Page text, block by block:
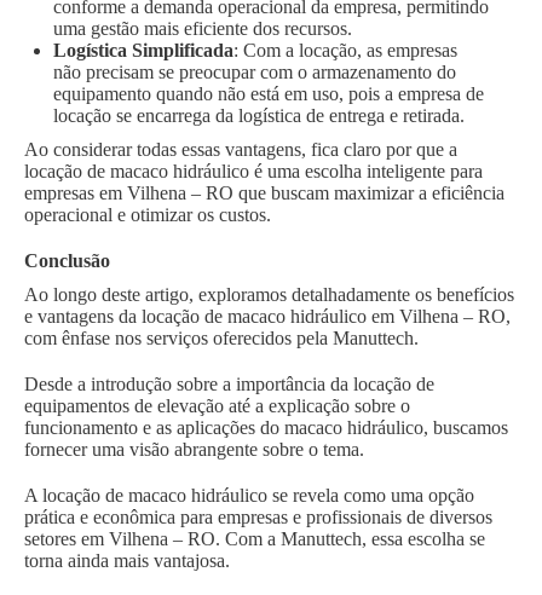
conforme a demanda operacional da empresa, permitindo
uma gestão mais eficiente dos recursos.
Logística Simplificada: Com a locação, as empresas
não precisam se preocupar com o armazenamento do
equipamento quando não está em uso, pois a empresa de
locação se encarrega da logística de entrega e retirada.
Ao considerar todas essas vantagens, fica claro por que a
locação de macaco hidráulico é uma escolha inteligente para
empresas em Vilhena – RO que buscam maximizar a eficiência
operacional e otimizar os custos.
Conclusão
Ao longo deste artigo, exploramos detalhadamente os benefícios
e vantagens da locação de macaco hidráulico em Vilhena – RO,
com ênfase nos serviços oferecidos pela Manuttech.
Desde a introdução sobre a importância da locação de
equipamentos de elevação até a explicação sobre o
funcionamento e as aplicações do macaco hidráulico, buscamos
fornecer uma visão abrangente sobre o tema.
A locação de macaco hidráulico se revela como uma opção
prática e econômica para empresas e profissionais de diversos
setores em Vilhena – RO. Com a Manuttech, essa escolha se
torna ainda mais vantajosa.